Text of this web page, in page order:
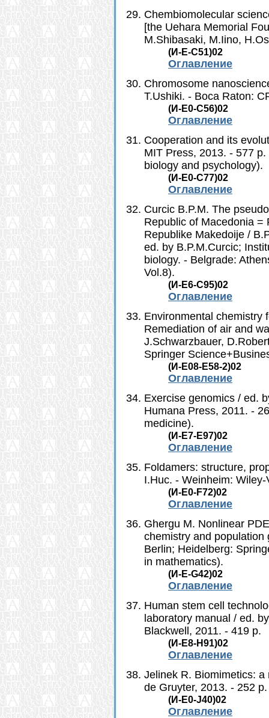
Chembiomolecular
[the Uehara Memorial
M.Shibasaki, M.Iino,
(И-Е-С51)02
Оглавление
Chromosome
T.Ushiki. - Boca Raton:
(И-Е0-C56)02
Оглавление
Cooperation and its
MIT Press, 2013. - 577
biology and psychology).
(И-Е0-С77)02
Оглавление
Curcic B.P.M. The
Republic of Macedonia =
Republike Makedoije /
ed. by B.P.M.Curcic;
biology. - Belgrade:
Vol.8).
(И-Е6-С95)02
Оглавление
Environmental chemistry
Remediation of air and
J.Schwarzbauer,
Springer
(И-Е08-E58-2)02
Оглавление
Exercise genomics / ed.
Humana Press, 2011. -
medicine).
(И-Е7-Е97)02
Оглавление
Foldamers: structure,
I.Huc. - Weinheim:
(И-Е0-F72)02
Оглавление
Ghergu M. Nonlinear
chemistry and population
Berlin; Heidelberg:
in mathematics).
(И-Е-G42)02
Оглавление
Human stem cell
laboratory manual / ed.
Blackwell, 2011. - 419 p.
(И-Е8-H91)02
Оглавление
Jelinek R. Biomimetics:
de Gruyter, 2013. - 252 p.
(И-Е0-J40)02
Оглавление